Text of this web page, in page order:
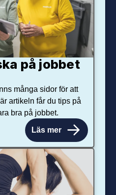
på jobbet
många sidor för att
artikeln får du tips på
bra på jobbet.
Läs mer